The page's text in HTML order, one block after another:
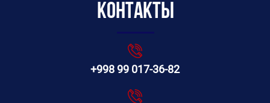
Контакты
+998 99 017-36-82